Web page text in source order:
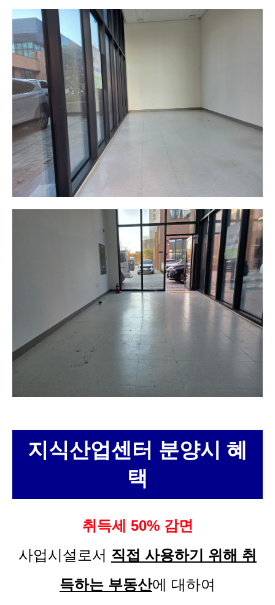
지식산업센터 분양시 혜
택
취득세 50% 감면
사업시설로서 직접 사용하기 위해 취
득하는 부동산에 대하여